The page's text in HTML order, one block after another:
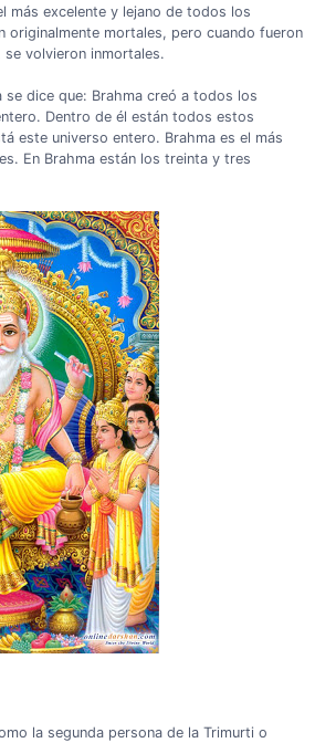
más excelente y lejano de todos los
originalmente mortales, pero cuando fueron
volvieron inmortales.
se dice que: Brahma creó a todos los
Dentro de él están todos estos
este universo entero. Brahma es el más
En Brahma están los treinta y tres
la segunda persona de la Trimurti o